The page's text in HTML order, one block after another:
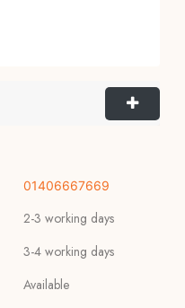
01406667669
2-3 working days
3-4 working days
Available